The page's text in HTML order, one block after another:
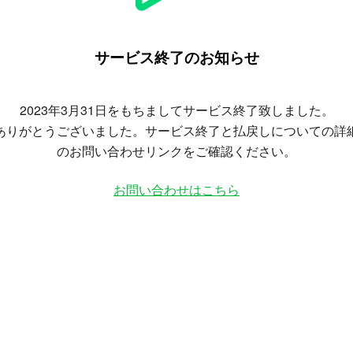
サービス終了のお知らせ
2023年3月31日をもちましてサービス終了致しました。
りがとうございました。サービス終了と払戻しについての詳
のお問い合わせリンクをご確認ください。
お問い合わせはこちら